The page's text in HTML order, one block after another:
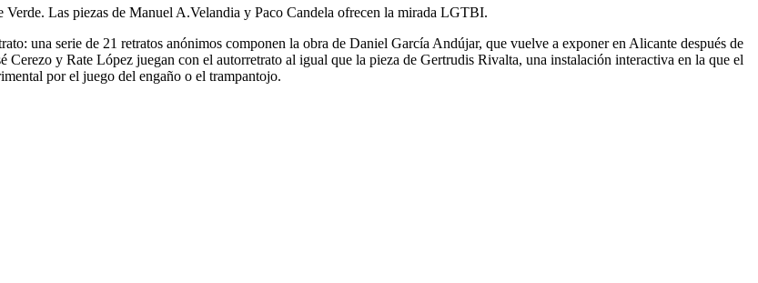
Las piezas de Manuel A.Velandia y Paco Candela ofrecen la mirada LGTBI.
una serie de 21 retratos anónimos componen la obra de Daniel García Andújar, que vuelve a exponer en Alicante después de
y Rate López juegan con el autorretrato al igual que la pieza de Gertrudis Rivalta, una instalación interactiva en la que el
por el juego del engaño o el trampantojo.